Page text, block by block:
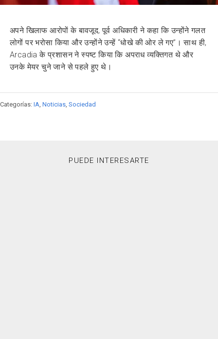
अपने खिलाफ आरोपों के बावजूद, पूर्व अधिकारी ने कहा कि उन्होंने गलत
लोगों पर भरोसा किया और उन्होंने उन्हें “धोखे की ओर ले गए”। साथ ही,
Arcadia के प्रशासन ने स्पष्ट किया कि अपराध व्यक्तिगत थे और
उनके मेयर चुने जाने से पहले हुए थे।
Categorías: IA Noticias Sociedad
PUEDE INTERESARTE